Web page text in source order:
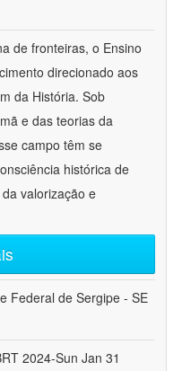
de fronteiras, o Ensino
direcionado aos
da História. Sob
e das teorias da
campo têm se
histórica de
valorização e
Federal de Sergipe - SE
2024-Sun Jan 31